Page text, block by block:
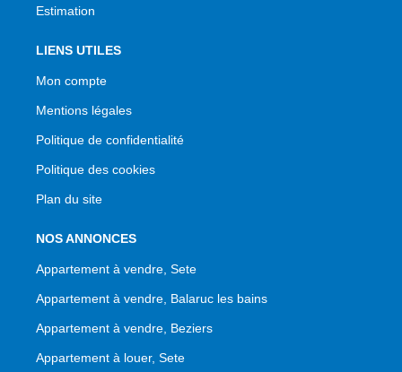
Estimation
LIENS UTILES
Mon compte
Mentions légales
Politique de confidentialité
Politique des cookies
Plan du site
NOS ANNONCES
Appartement à vendre, Sete
Appartement à vendre, Balaruc les bains
Appartement à vendre, Beziers
Appartement à louer, Sete